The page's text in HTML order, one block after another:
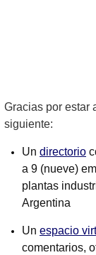
Gracias por estar
siguiente:
Un directorio
a 9 (nueve)
plantas
Argentina
Un espacio
comentarios,